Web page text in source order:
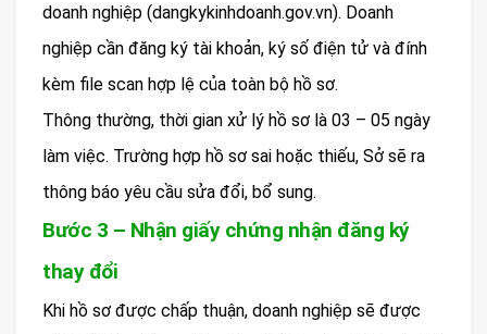
doanh nghiệp (dangkykinhdoanh.gov.vn). Doanh
nghiệp cần đăng ký tài khoản, ký số điện tử và đính
kèm file scan hợp lệ của toàn bộ hồ sơ.
Thông thường, thời gian xử lý hồ sơ là 03 – 05 ngày
làm việc. Trường hợp hồ sơ sai hoặc thiếu, Sở sẽ ra
thông báo yêu cầu sửa đổi, bổ sung.
Bước 3 – Nhận giấy chứng nhận đăng ký
thay đổi
Khi hồ sơ được chấp thuận, doanh nghiệp sẽ được